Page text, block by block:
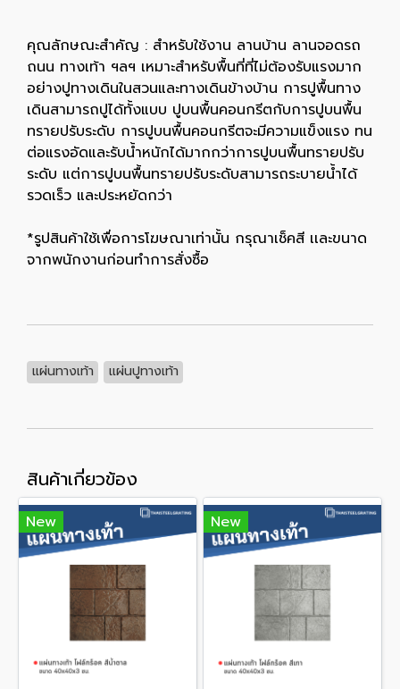
คุณลักษณะสำคัญ : สำหรับใช้งาน ลานบ้าน ลานจอดรถ
ถนน ทางเท้า ฯลฯ เหมาะสำหรับพื้นที่ที่ไม่ต้องรับแรงมาก
อย่างปูทางเดินในสวนและทางเดินข้างบ้าน การปูพื้นทาง
เดินสามารถปูได้ทั้งแบบ ปูบนพื้นคอนกรีตกับการปูบนพื้น
ทรายปรับระดับ การปูบนพื้นคอนกรีตจะมีความแข็งแรง ทน
ต่อแรงอัดและรับน้ำหนักได้มากกว่าการปูบนพื้นทรายปรับ
ระดับ แต่การปูบนพื้นทรายปรับระดับสามารถระบายน้ำได้
รวดเร็ว และประหยัดกว่า
*รูปสินค้าใช้เพื่อการโฆษณาเท่านั้น กรุณาเช็คสี เเละขนาด
จากพนักงานก่อนทำการสั่งซื้อ
แผ่นทางเท้า แผ่นปูทางเท้า
สินค้าเกี่ยวข้อง
New New